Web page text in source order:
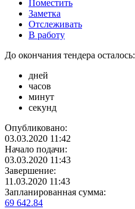
Поместить
Заметка
Отслеживать
В работу
До окончания тендера осталось:
дней
часов
минут
секунд
Опубликовано:
03.03.2020 11:42
Начало подачи:
03.03.2020 11:43
Завершение:
11.03.2020 11:43
Запланированная сумма:
69 642.84